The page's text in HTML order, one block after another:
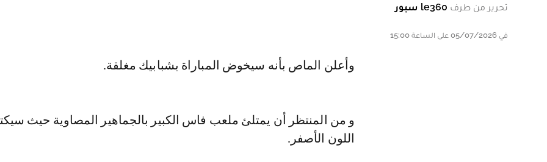
تحرير من طرف le360 سبور
في 05/07/2026 على الساعة 15:00
و أعلن الماص بأنه سيخوض المباراة بشبابيك مغلقة.
و من المنتظر أن يمتلئ ملعب فاس الكبير بالجماهير المصاوية حيث
اللون الأصفر.